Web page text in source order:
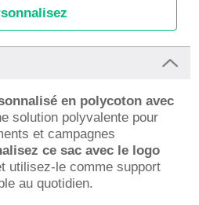
en polycoton avec
solution polyvalente pour
et campagnes
ce sac avec le logo
utilisez-le comme support
au quotidien.